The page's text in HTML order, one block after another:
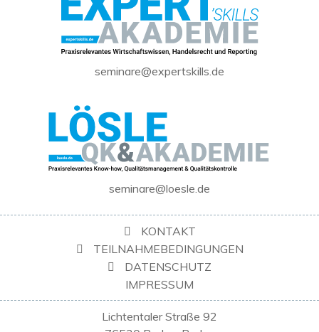
seminare@expertskills.de
seminare@loesle.de
KONTAKT
TEILNAHMEBEDINGUNGEN
DATENSCHUTZ
IMPRESSUM
Lichtentaler Straße 92